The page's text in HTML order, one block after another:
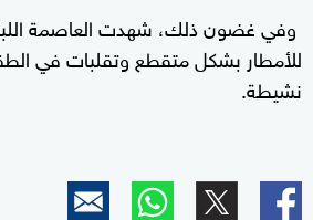
وفي غضون ذلك، شهدت العاصمة
للأمطار بشكل متقطع وتقلبات في
نشيطة.